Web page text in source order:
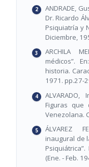
ANDRADE,
Dr. Ricardo
Psiquiatría y
Diciembre,
ARCHILA
médicos”.
historia.
1971. pp.27-
Figuras que
Venezolana.
ÁLVAREZ
inaugural de
(Ene. - Feb.